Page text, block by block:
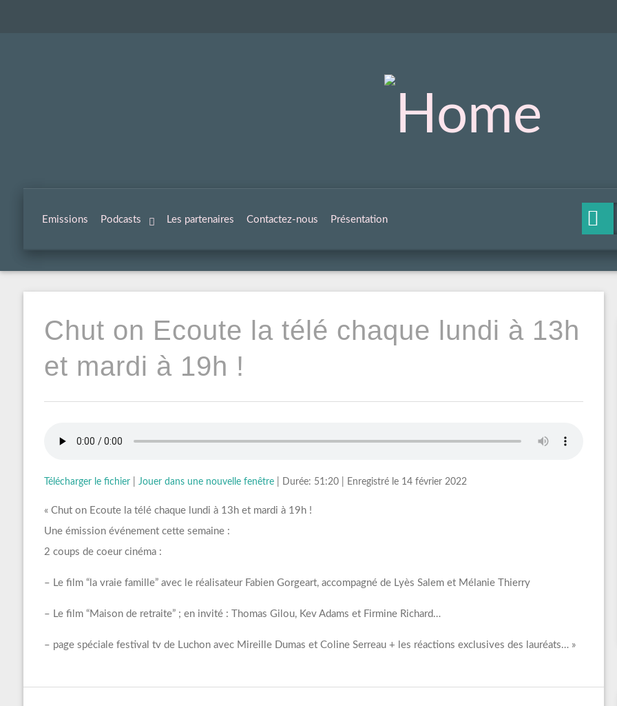
Emissions Podcasts Les partenaires Contactez-nous Présentation
Chut on Ecoute la télé chaque lundi à 13h
et mardi à 19h !
Télécharger le fichier| Jouer dans une nouvelle fenêtre| Durée: 51:20| Enregistré le 14 février 2022
« Chut on Ecoute la télé chaque lundi à 13h et mardi à 19h !
Une émission événement cette semaine :
2 coups de coeur cinéma :
– Le film “la vraie famille” avec le réalisateur Fabien Gorgeart, accompagné de Lyès Salem et Mélanie Thierry
– Le film “Maison de retraite” ; en invité : Thomas Gilou, Kev Adams et Firmine Richard…
– page spéciale festival tv de Luchon avec Mireille Dumas et Coline Serreau + les réactions exclusives des lauréats… »